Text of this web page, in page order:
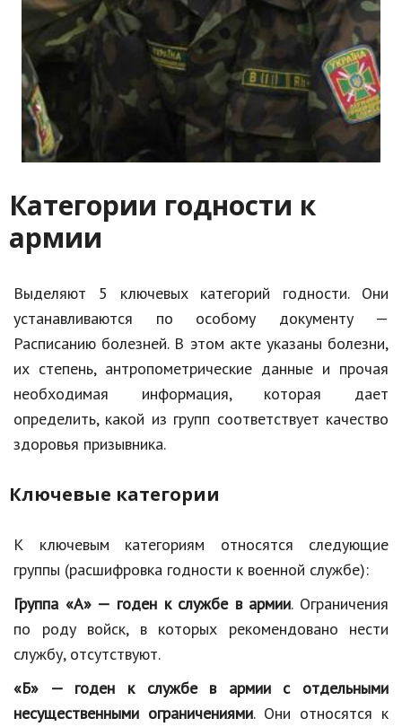
Категории годности к
армии
Выделяют 5 ключевых категорий годности. Они
устанавливаются по особому документу —
Расписанию болезней. В этом акте указаны болезни,
их степень, антропометрические данные и прочая
необходимая информация, которая дает
определить, какой из групп соответствует качество
здоровья призывника.
Ключевые категории
К ключевым категориям относятся следующие
группы (расшифровка годности к военной службе):
Группа «А» — годен к службе в армии. Ограничения
по роду войск, в которых рекомендовано нести
службу, отсутствуют.
«Б» — годен к службе в армии с отдельными
несущественными ограничениями. Они относятся к